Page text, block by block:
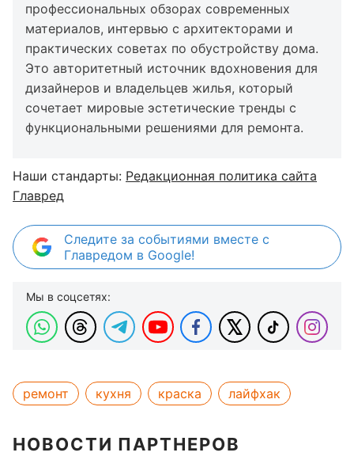
профессиональных обзорах современных
материалов, интервью с архитекторами и
практических советах по обустройству дома.
Это авторитетный источник вдохновения для
дизайнеров и владельцев жилья, который
сочетает мировые эстетические тренды с
функциональными решениями для ремонта.
Наши стандарты: Редакционная политика сайта
Главред
Следите за событиями вместе с
Главредом в Google!
Мы в соцсетях:
ремонт кухня краска лайфхак
НОВОСТИ ПАРТНЕРОВ